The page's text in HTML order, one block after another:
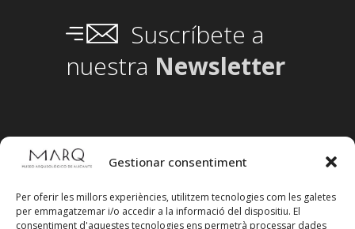
Gestionar consentiment
Per oferir les millors experiències, utilitzem tecnologies com les galetes
per emmagatzemar i/o accedir a la informació del dispositiu. El
consentiment d'aquestes tecnologies ens permetrà processar dades
Suscríbete a
nuestra Newsletter